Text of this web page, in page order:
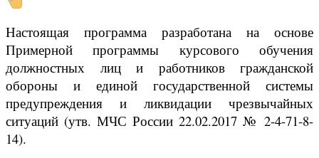
Настоящая программа разработана на основе
Примерной программы курсового обучения
должностных лиц и работников гражданской
обороны и единой государственной системы
предупреждения и ликвидации чрезвычайных
ситуаций (утв. МЧС России 22.02.2017 № 2-4-71-8-
14).